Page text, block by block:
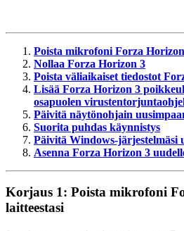
Poista mikrofoni Forza
Nollaa Forza Horizon 3
Poista väliaikaiset tiedostot
Lisää Forza Horizon 3
osapuolen
Päivitä näytönohjain
Suorita puhdas käynnistys
Päivitä Windows-järjestelmäsi
Asenna Forza Horizon 3
Korjaus 1: Poista mikrofoni
laitteestasi